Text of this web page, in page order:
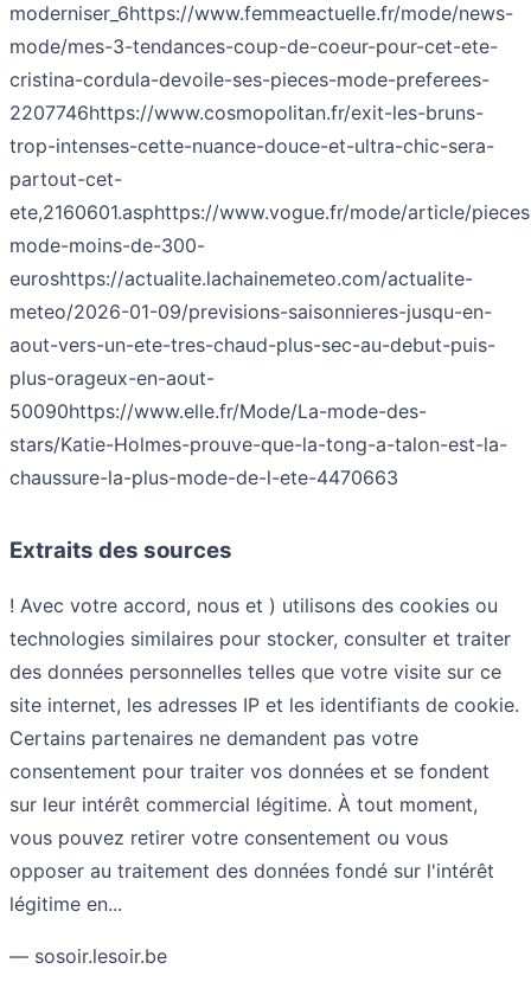
moderniser_6https://www.femmeactuelle.fr/mode/news-
mode/mes-3-tendances-coup-de-coeur-pour-cet-ete-
cristina-cordula-devoile-ses-pieces-mode-preferees-
2207746https://www.cosmopolitan.fr/exit-les-bruns-
trop-intenses-cette-nuance-douce-et-ultra-chic-sera-
partout-cet-
ete,2160601.asphttps://www.vogue.fr/mode/article/
mode-moins-de-300-
euroshttps://actualite.lachainemeteo.com/actualite-
meteo/2026-01-09/previsions-saisonnieres-jusqu-en-
aout-vers-un-ete-tres-chaud-plus-sec-au-debut-puis-
plus-orageux-en-aout-
50090https://www.elle.fr/Mode/La-mode-des-
stars/Katie-Holmes-prouve-que-la-tong-a-talon-est-la-
chaussure-la-plus-mode-de-l-ete-4470663
Extraits des sources
! Avec votre accord, nous et ) utilisons des cookies ou
technologies similaires pour stocker, consulter et traiter
des données personnelles telles que votre visite sur ce
site internet, les adresses IP et les identifiants de cookie.
Certains partenaires ne demandent pas votre
consentement pour traiter vos données et se fondent
sur leur intérêt commercial légitime. À tout moment,
vous pouvez retirer votre consentement ou vous
opposer au traitement des données fondé sur l'intérêt
légitime en...
— sosoir.lesoir.be